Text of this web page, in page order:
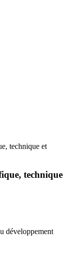
technique et
technique
développement